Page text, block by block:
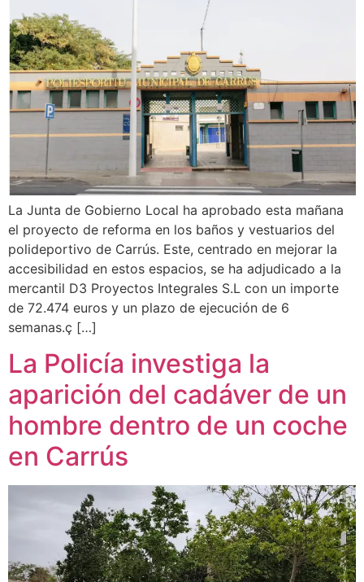
La Junta de Gobierno Local ha aprobado esta mañana
el proyecto de reforma en los baños y vestuarios del
polideportivo de Carrús. Este, centrado en mejorar la
accesibilidad en estos espacios, se ha adjudicado a la
mercantil D3 Proyectos Integrales S.L con un importe
de 72.474 euros y un plazo de ejecución de 6
semanas.ç […]
La Policía investiga la
aparición del cadáver de un
hombre dentro de un coche
en Carrús